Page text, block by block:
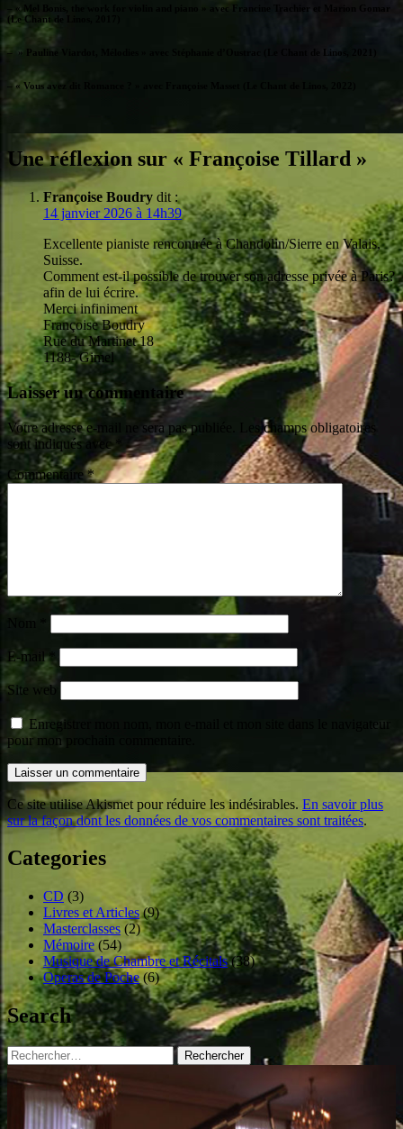
– « Mel Bonis, the work for violin and piano » avec Francine Trachier et Marion Gomar
(Le Chant de Linos, 2017)
– » Pauline Viardot, Mélodies » avec Stéphanie d’Oustrac (Le Chant de Linos, 2021)
– « Vous avez dit Romance ? » avec Françoise Masset (Le Chant de Linos, 2022)
Une réflexion sur « Françoise Tillard »
Françoise Boudry dit :
14 janvier 2026 à 14h39
Excellente pianiste rencontrée à Chandolin/Sierre en Valais,
Suisse.
Comment est-il possible de trouver son adresse privée à Paris?
afin de lui écrire.
Merci infiniment
Françoise Boudry
Rue du Martinet 18
1188- Gimel
Laisser un commentaire
Votre adresse e-mail ne sera pas publiée.
Les champs obligatoires
sont indiqués avec
Commentaire*
Nom
E-mail*
Site web
Enregistrer mon nom, mon e-mail et mon site dans le navigateur
pour mon prochain commentaire.
Ce site utilise Akismet pour réduire les indésirables. En savoir plus
sur la façon dont les données de vos commentaires sont traitées.
Categories
CD (3)
Livres et Articles(9)
Masterclasses (2)
Mémoire (54)
Musique de Chambre et Récitals(38)
Operas de Poche(6)
Search
Rechercher :